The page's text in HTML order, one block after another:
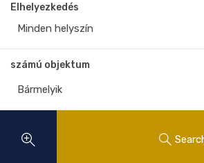
Elhelyezkedés
Minden helyszín
számú objektum